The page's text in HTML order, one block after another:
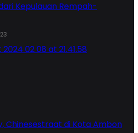
Kepulauan Rempah-
Chinesestraat di Kota Ambon